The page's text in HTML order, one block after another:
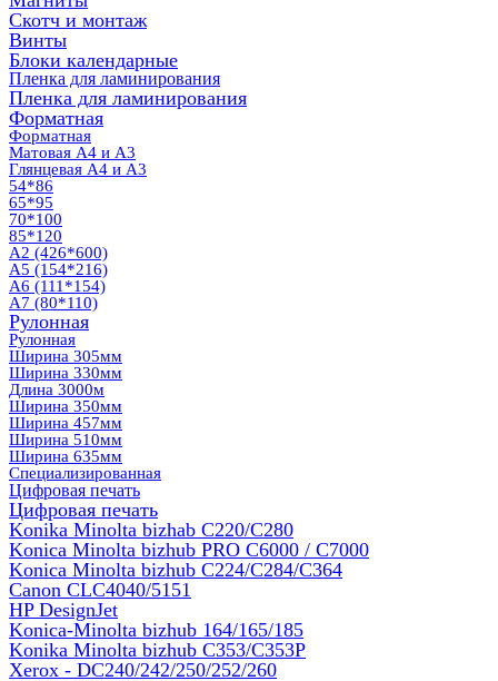
Скотч и монтаж
Винты
Блоки календарные
Пленка для ламинирования
Пленка для ламинирования
Форматная
Форматная
Матовая А4 и А3
Глянцевая А4 и А3
54*86
65*95
70*100
85*120
А2 (426*600)
А5 (154*216)
А6 (111*154)
А7 (80*110)
Рулонная
Рулонная
Ширина 305мм
Ширина 330мм
Длина 3000м
Ширина 350мм
Ширина 457мм
Ширина 510мм
Ширина 635мм
Специализированная
Цифровая печать
Цифровая печать
Konika Minolta bizhab C220/C280
Konica Minolta bizhub PRO C6000 / C7000
Konica Minolta bizhub С224/С284/С364
Canon CLC4040/5151
HP DesignJet
Konica-Minolta bizhub 164/165/185
Konika Minolta bizhub C353/C353Р
Xerox - DC240/242/250/252/260